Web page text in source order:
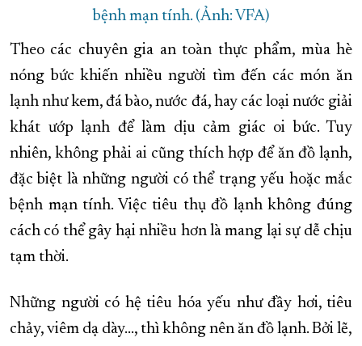
bệnh mạn tính. (Ảnh: VFA)
Theo các chuyên gia an toàn thực phẩm, mùa hè
nóng bức khiến nhiều người tìm đến các món ăn
lạnh như kem, đá bào, nước đá, hay các loại nước giải
khát ướp lạnh để làm dịu cảm giác oi bức. Tuy
nhiên, không phải ai cũng thích hợp để ăn đồ lạnh,
đặc biệt là những người có thể trạng yếu hoặc mắc
bệnh mạn tính. Việc tiêu thụ đồ lạnh không đúng
cách có thể gây hại nhiều hơn là mang lại sự dễ chịu
tạm thời.
Những người có hệ tiêu hóa yếu như đầy hơi, tiêu
chảy, viêm dạ dày…, thì không nên ăn đồ lạnh. Bởi lẽ,